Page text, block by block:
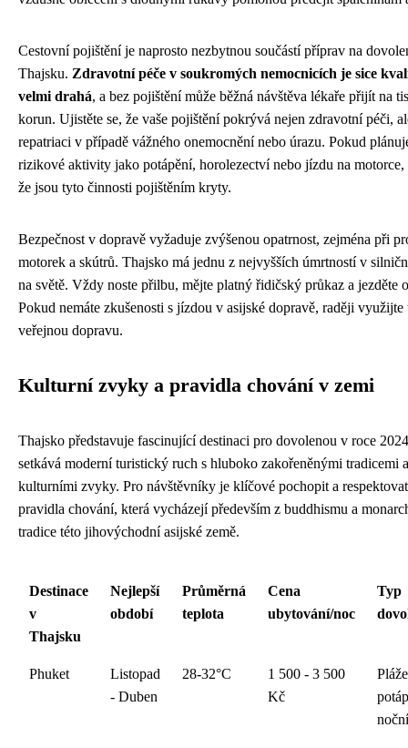
Cestovní pojištění je naprosto nezbytnou součástí příprav na
Thajsku. Zdravotní péče v soukromých nemocnicích je sice
velmi drahá, a bez pojištění může běžná návštěva lékaře přijít na
korun. Ujistěte se, že vaše pojištění pokrývá nejen zdravotní péči,
repatriaci v případě vážného onemocnění nebo úrazu. Pokud
rizikové aktivity jako potápění, horolezectví nebo jízdu na motorce,
že jsou tyto činnosti pojištěním kryty.
Bezpečnost v dopravě vyžaduje zvýšenou opatrnost, zejména při
motorek a skútrů. Thajsko má jednu z nejvyšších úmrtností v
na světě. Vždy noste přilbu, mějte platný řidičský průkaz a jezděte
Pokud nemáte zkušenosti s jízdou v asijské dopravě, raději využijte
veřejnou dopravu.
Kulturní zvyky a pravidla chování v zemi
Thajsko představuje fascinující destinaci pro dovolenou v roce
setkává moderní turistický ruch s hluboko zakořeněnými tradicemi a
kulturními zvyky. Pro návštěvníky je klíčové pochopit a
pravidla chování, která vycházejí především z buddhismu a
tradice této jihovýchodní asijské země.
Destinace
v
Thajsku
Nejlepší
období
Průměrná
teplota
Cena
ubytování/noc
Typ
Phuket
Listopad
- Duben
28-32°C
1 500 - 3 500
Kč